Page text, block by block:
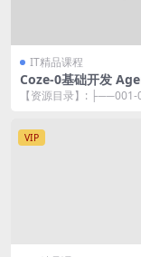
IT精品课程
Coze-0基础开发
体教程：不需要懂编
于自己的对话机器人
【资源目录】: ├──001-
VIP